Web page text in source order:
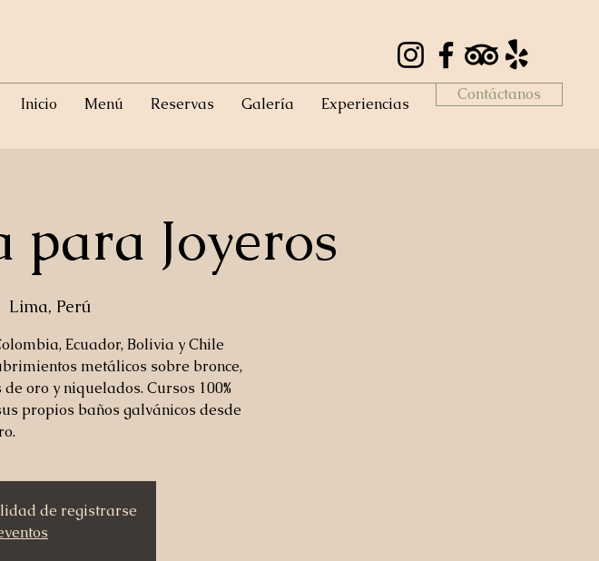
Inicio Menú Reservas Galería Experiencias
Contáctanos
Joyeros
Lima, Perú
Ecuador, Bolivia y Chile
metálicos sobre bronce,
oro y niquelados. Cursos 100%
propios baños galvánicos desde
de registrarse